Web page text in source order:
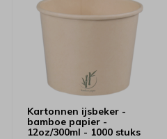
Kartonnen ijsbeker -
bamboe papier -
12oz/300ml - 1000 stuks